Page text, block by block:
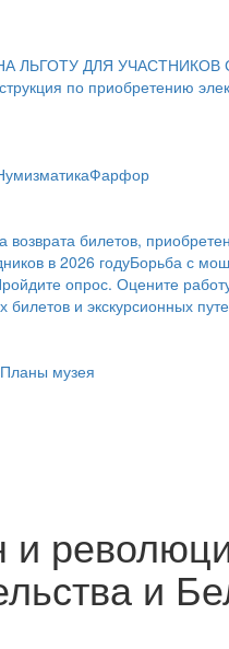
ЛЬГОТУ ДЛЯ УЧАСТНИКОВ
по приобретению
Фарфор
возврата билетов,
в 2026 годуБорьба с
опрос. Оцените
и экскурсионных
Планы музея
и
и